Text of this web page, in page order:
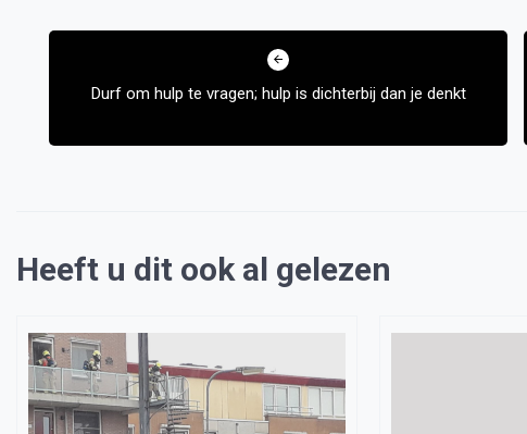
Bericht
Durf om hulp te vragen; hulp is dichterbij dan je denkt
Heeft u dit ook al gelezen